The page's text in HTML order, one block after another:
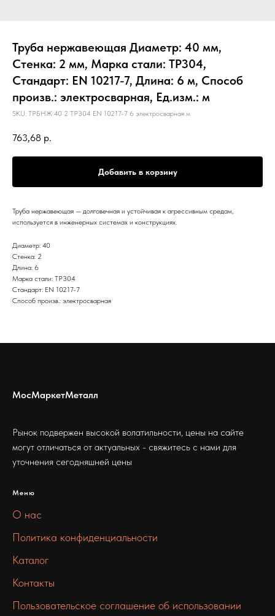
Труба нержавеющая Диаметр: 40 мм,
Стенка: 2 мм, Марка стали: TP304,
Стандарт: EN 10217-7, Длина: 6 м, Способ
произв.: электросварная, Ед.изм.: м
SKU: ТРБНЖ 40 2 TP304 EN 10217-7 6 электросварная м
763,68 р.
Добавить в корзину
Труба нержавеющая — долговечная и устойчивая к агрессивным средам,
используется в инженерных системах и конструкциях.
Диаметр: 40
Стенка: 2
Длина: 6
Марка стали: TP304
Стандарт: EN 10217-7
Способ произв.: электросварная
МосМаркетМеталл
Рынок подвержен высокой волатильности, цены на сайте
могут отличаться от актуальных - свяжитесь с нами для
уточнения сегодняшней цены
Меню
О нас
Политика конфиденциальности
Каталог
Контакты
Пользовательское соглашение об использовании